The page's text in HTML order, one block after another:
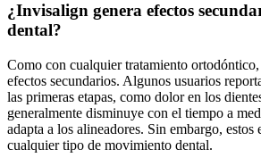
¿Invisalign genera efectos
dental?
Como con cualquier tratamiento
efectos secundarios. Algunos usuarios
las primeras etapas, como dolor en los
generalmente disminuye con el tiempo a
adapta a los alineadores. Sin embargo, estos
cualquier tipo de movimiento dental.